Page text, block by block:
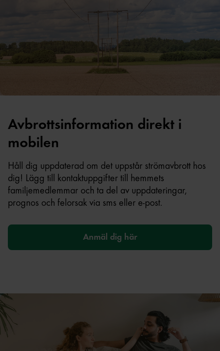
Avbrottsinformation direkt i
mobilen
Håll dig uppdaterad om det uppstår strömavbrott hos
dig! Lägg till kontaktuppgifter till hemmets
familjemedlemmar och ta del av uppdateringar,
prognos och felorsak via sms eller e-post.
Anmäl dig här